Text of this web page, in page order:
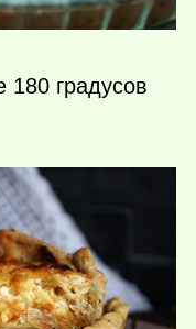
180 градусов